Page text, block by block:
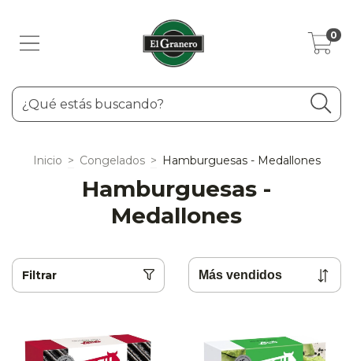
0
Inicio > Congelados > Hamburguesas - Medallones
Hamburguesas -
Medallones
Filtrar